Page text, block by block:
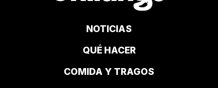
NOTICIAS
QUÉ HACER
COMIDA Y TRAGOS